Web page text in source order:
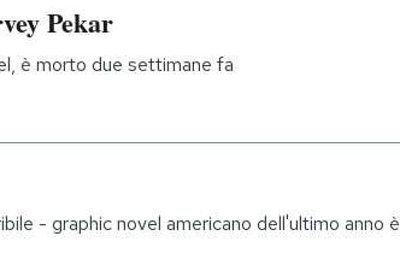
Pekar
è morto due settimane fa
- graphic novel americano dell'ultimo anno è